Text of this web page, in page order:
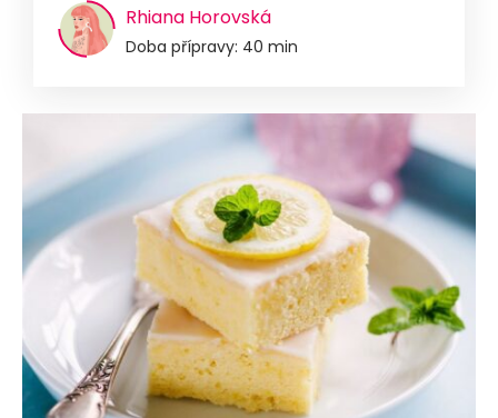
Rhiana Horovská
Doba přípravy: 40 min